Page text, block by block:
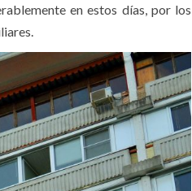
en estos días, por los